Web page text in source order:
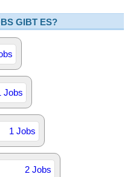
GIBT ES?
Jobs
1 Jobs
2 Jobs